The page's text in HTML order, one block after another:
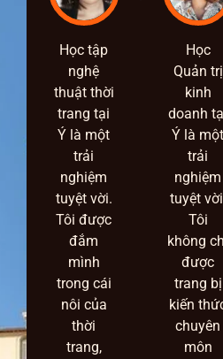
Học tập
nghệ
thuật thời
trang tại
Ý là một
trải
nghiệm
tuyệt vời.
Tôi được
đắm
mình
trong cái
nôi của
thời
trang,
Học
Quản trị
kinh
doanh
Ý là một
trải
nghiệm
tuyệt
Tôi
không
được
trang bị
kiến
chuyên
môn